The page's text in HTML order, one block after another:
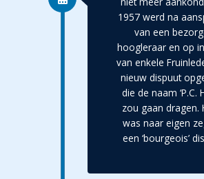
1957 werd na
van een
hoogleraar en op
van enkele
nieuw dispuut
die de naam ‘P.C.
zou gaan dragen.
was naar eigen
een ‘bourgeois’